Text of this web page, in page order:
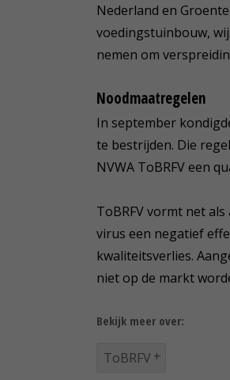
Nederland en
voedingstuinbouw,
nemen om
Noodmaatregelen
In september
te bestrijden. Die
NVWA ToBRFV een
ToBRFV vormt net
virus een negatief
kwaliteitsverlies.
niet op de markt
Bekijk meer over:
ToBRFV